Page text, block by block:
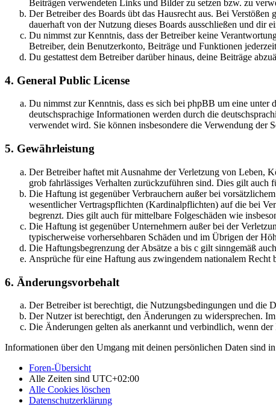
Beiträgen verwendeten Links und Bilder zu setzen bzw. zu
Der Betreiber des Boards übt das Hausrecht aus. Bei
dauerhaft von der Nutzung dieses Boards ausschließen und dir
Du nimmst zur Kenntnis, dass der Betreiber keine
Betreiber, dein Benutzerkonto, Beiträge und Funktionen
Du gestattest dem Betreiber darüber hinaus, deine Beiträge
4. General Public License
Du nimmst zur Kenntnis, dass es sich bei phpBB um eine unter
deutschsprachige Informationen werden durch die
verwendet wird. Sie können insbesondere die Verwendung der
5. Gewährleistung
Der Betreiber haftet mit Ausnahme der Verletzung von Leben,
grob fahrlässiges Verhalten zurückzuführen sind. Dies gilt auch
Die Haftung ist gegenüber Verbrauchern außer bei
wesentlicher Vertragspflichten (Kardinalpflichten) auf die bei
begrenzt. Dies gilt auch für mittelbare Folgeschäden wie
Die Haftung ist gegenüber Unternehmern außer bei der
typischerweise vorhersehbaren Schäden und im Übrigen der
Die Haftungsbegrenzung der Absätze a bis c gilt sinngemäß
Ansprüche für eine Haftung aus zwingendem nationalem Recht
6. Änderungsvorbehalt
Der Betreiber ist berechtigt, die Nutzungsbedingungen und
Der Nutzer ist berechtigt, den Änderungen zu widersprechen.
Die Änderungen gelten als anerkannt und verbindlich, wenn
Informationen über den Umgang mit deinen persönlichen Daten sind
Foren-Übersicht
Alle Zeiten sind UTC+02:00
Alle Cookies löschen
Datenschutzerklärung